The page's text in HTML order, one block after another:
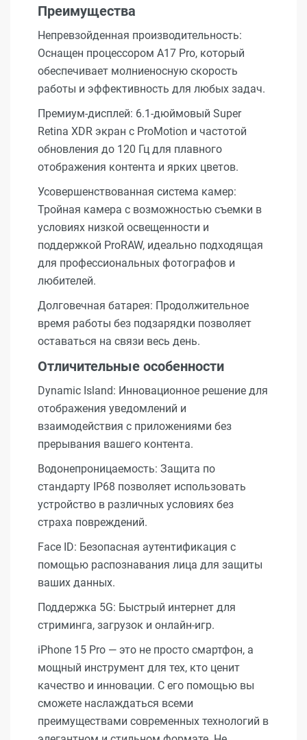
Преимущества
Непревзойденная производительность:
Оснащен процессором A17 Pro, который
обеспечивает молниеносную скорость
работы и эффективность для любых задач.
Премиум-дисплей: 6.1-дюймовый Super
Retina XDR экран с ProMotion и частотой
обновления до 120 Гц для плавного
отображения контента и ярких цветов.
Усовершенствованная система камер:
Тройная камера с возможностью съемки в
условиях низкой освещенности и
поддержкой ProRAW, идеально подходящая
для профессиональных фотографов и
любителей.
Долговечная батарея: Продолжительное
время работы без подзарядки позволяет
оставаться на связи весь день.
Отличительные особенности
Dynamic Island: Инновационное решение для
отображения уведомлений и
взаимодействия с приложениями без
прерывания вашего контента.
Водонепроницаемость: Защита по
стандарту IP68 позволяет использовать
устройство в различных условиях без
страха повреждений.
Face ID: Безопасная аутентификация с
помощью распознавания лица для защиты
ваших данных.
Поддержка 5G: Быстрый интернет для
стриминга, загрузок и онлайн-игр.
iPhone 15 Pro — это не просто смартфон, а
мощный инструмент для тех, кто ценит
качество и инновации. С его помощью вы
сможете наслаждаться всеми
преимуществами современных технологий в